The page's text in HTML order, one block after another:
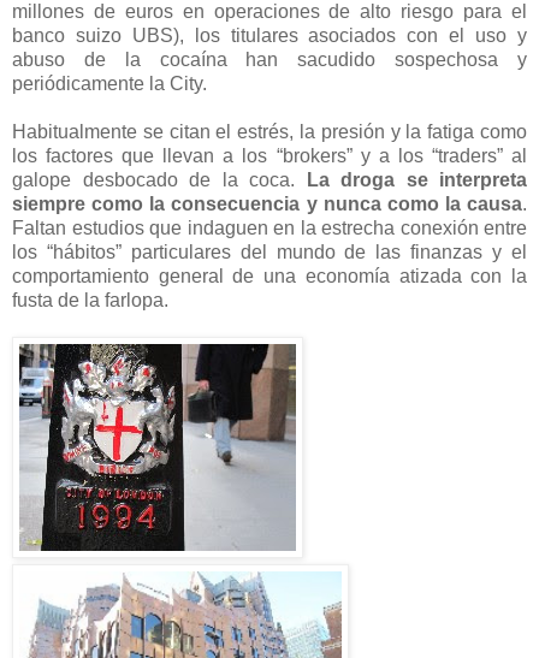
millones de euros en operaciones de alto riesgo para el
banco suizo UBS), los titulares asociados con el uso y
abuso de la cocaína han sacudido sospechosa y
periódicamente la City.
Habitualmente se citan el estrés, la presión y la fatiga como
los factores que llevan a los “brokers” y a los “traders” al
galope desbocado de la coca.
La droga se interpreta
siempre como la consecuencia y nunca como la causa.
Faltan estudios que indaguen en la estrecha conexión entre
los “hábitos” particulares del mundo de las finanzas y el
comportamiento general de una economía atizada con la
fusta de la farlopa.